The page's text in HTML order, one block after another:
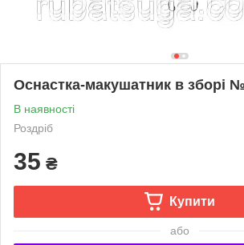
Оснастка-макушатник в зборі
В наявності
Роздріб
35 ₴
Купити
або